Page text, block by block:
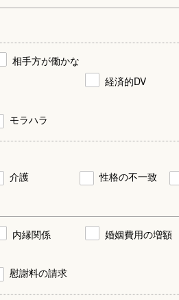
相手方が働かな
経済的DV
モラハラ
介護 性格の不一致
内縁関係
婚姻費用の増額
慰謝料の請求